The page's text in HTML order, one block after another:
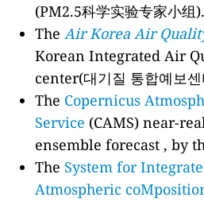
(PM2.5科学实验专家小组).
TheAir Korea Air
Korean Integrated Air
center(대기질 통합예보
The Copernicus
Service (CAMS) near-
ensemble forecast , by
The System for
Atmospheric